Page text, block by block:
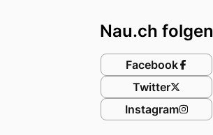
Nau.ch folgen
Facebook
Twitter
Instagram